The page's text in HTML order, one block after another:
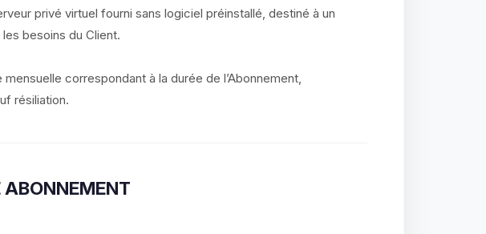
privé virtuel fourni sans logiciel préinstallé, destiné à un
besoins du Client.
mensuelle correspondant à la durée de l’Abonnement,
résiliation.
ABONNEMENT